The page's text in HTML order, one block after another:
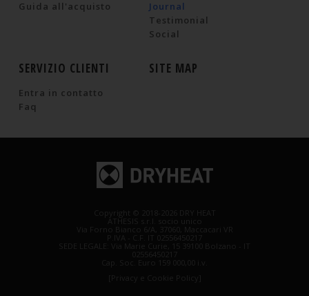
Guida all'acquisto
Journal
Testimonial
Social
SERVIZIO CLIENTI
Entra in contatto
Faq
SITE MAP